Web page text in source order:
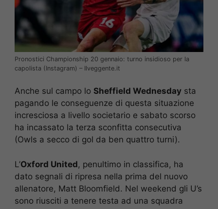
Pronostici Championship 20 gennaio: turno insidioso per la
capolista (Instagram) – Ilveggente.it
Anche sul campo lo Sheffield Wednesday sta
pagando le conseguenze di questa situazione
incresciosa a livello societario e sabato scorso
ha incassato la terza sconfitta consecutiva
(Owls a secco di gol da ben quattro turni).
L’Oxford United, penultimo in classifica, ha
dato segnali di ripresa nella prima del nuovo
allenatore, Matt Bloomfield. Nel weekend gli U’s
sono riusciti a tenere testa ad una squadra